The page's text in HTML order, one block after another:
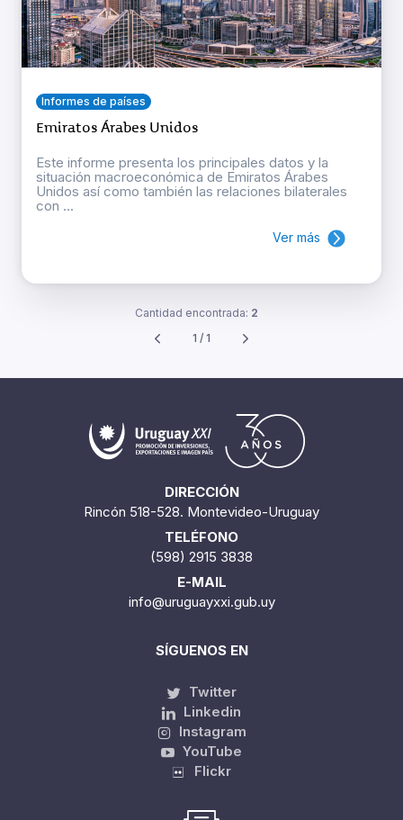
Informes de países
Emiratos Árabes Unidos
Este informe presenta los principales datos y la
situación macroeconómica de Emiratos Árabes
Unidos así como también las relaciones bilaterales
con ...
Ver más
Cantidad encontrada: 2
1 / 1
DIRECCIÓN
Rincón 518-528. Montevideo-Uruguay
TELÉFONO
(598) 2915 3838
E-MAIL
info@uruguayxxi.gub.uy
SÍGUENOS EN
Twitter
Linkedin
Instagram
YouTube
Flickr